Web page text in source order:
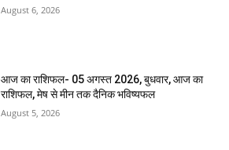
August 6, 2026
आज का राशिफल- 05 अगस्त 2026, बुधवार, आज का
राशिफल, मेष से मीन तक दैनिक भविष्यफल
August 5, 2026